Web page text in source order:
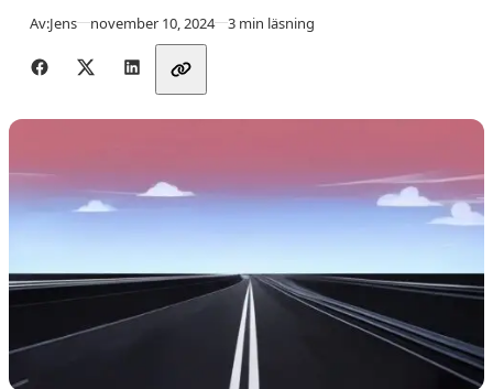
Av:Jens Publicerad
november 10, 2024 3 min läsning
Dela med vänner